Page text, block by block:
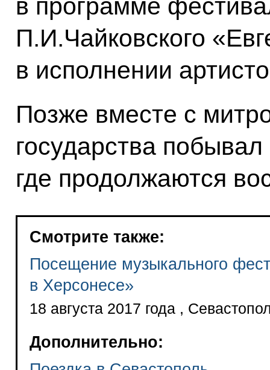
в программе
П.И.Чайковского
в исполнении
Позже вместе с
государства
где продолжаются
Смотрите также:
Посещение музыкального
в Херсонесе»
18 августа 2017 года ,
Дополнительно: